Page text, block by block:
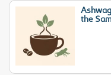
the